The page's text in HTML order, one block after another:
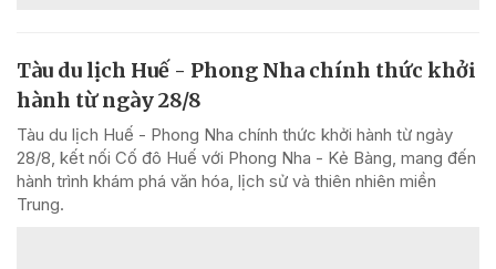
Tàu du lịch Huế - Phong Nha chính thức khởi
hành từ ngày 28/8
Tàu du lịch Huế - Phong Nha chính thức khởi hành từ ngày
28/8, kết nối Cố đô Huế với Phong Nha - Kẻ Bàng, mang đến
hành trình khám phá văn hóa, lịch sử và thiên nhiên miền
Trung.